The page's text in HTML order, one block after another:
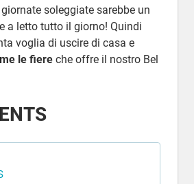
soleggiate sarebbe un
a letto tutto il giorno! Quindi
voglia di uscire di casa e
le fiereche offre il nostro Bel